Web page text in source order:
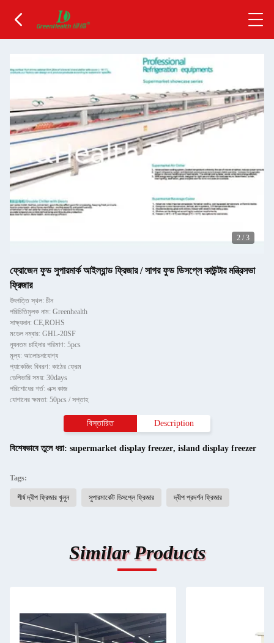
2 / 3
ফ্রোজেন ফুড সুপারমার্ক আইল্যান্ড ফ্রিজার / সাগর ফুড ডিসপ্লে কাউন্টার মন্ত্রিসভা
ফ্রিজার
উৎপত্তি স্থল: চীন
পরিচিতিমুলক নাম: Greenhealth
সাক্ষ্যদান: CE,ROHS
মডেল নম্বার: GHL-20SF
ন্যূনতম চাহিদার পরিমাণ: 5pcs
মূল্য: আলোচনাযোগ্য
প্যাকেজিং বিবরণ: কাঠের ফ্রেম
ডেলিভারি সময়: 30days
পরিশোধের শর্ত: এক্স কাজ
যোগানের ক্ষমতা: 50pcs / সপ্তাহ
বিস্তারিত Description
বিশেষভাবে তুলে ধরা: supermarket display freezer, island display freezer
Tags:
শীর্ষ দ্বীপ ফ্রিজার খুলুন সুপারমার্কেট ডিসপ্লে ফ্রিজার দ্বীপ প্রদর্শন ফ্রিজার
Similar Products